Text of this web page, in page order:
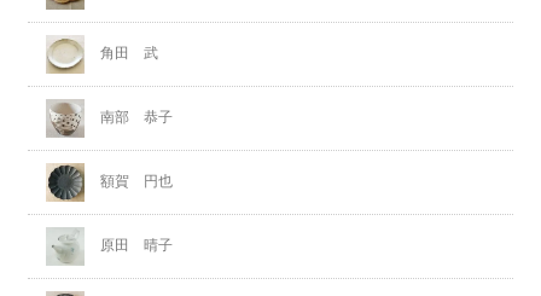
角田 武
南部 恭子
額賀 円也
原田 晴子